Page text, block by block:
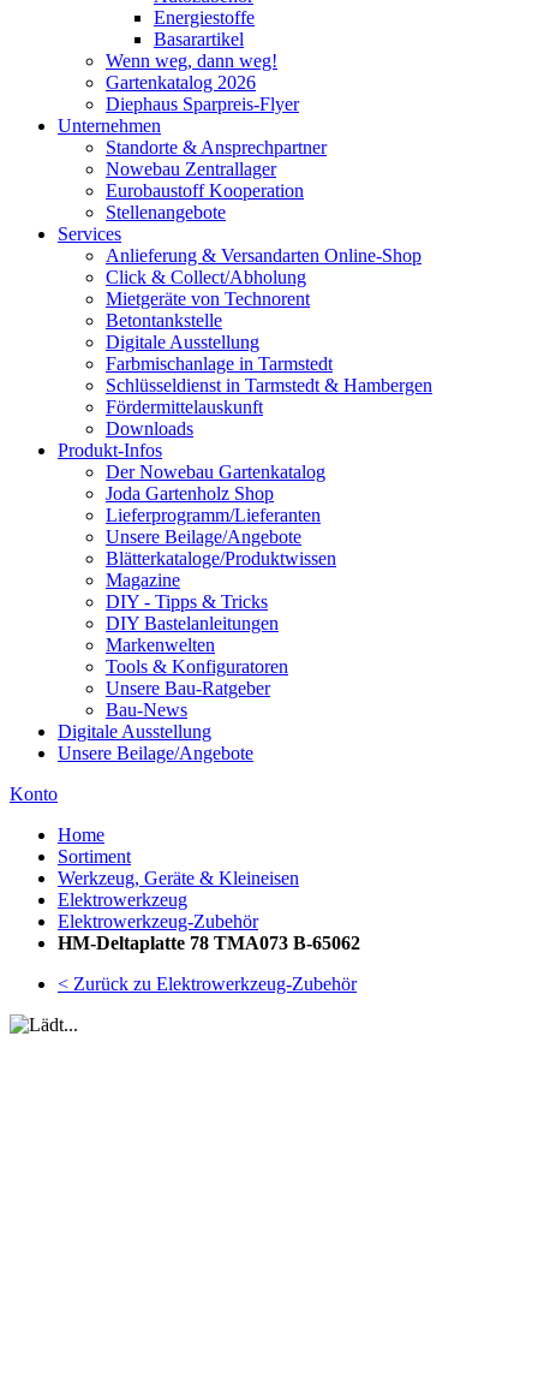
Energiestoffe
Basarartikel
Wenn weg, dann weg!
Gartenkatalog 2026
Diephaus Sparpreis-Flyer
Unternehmen
Standorte & Ansprechpartner
Nowebau Zentrallager
Eurobaustoff Kooperation
Stellenangebote
Services
Anlieferung & Versandarten Online-Shop
Click & Collect/Abholung
Mietgeräte von Technorent
Betontankstelle
Digitale Ausstellung
Farbmischanlage in Tarmstedt
Schlüsseldienst in Tarmstedt & Hambergen
Fördermittelauskunft
Downloads
Produkt-Infos
Der Nowebau Gartenkatalog
Joda Gartenholz Shop
Lieferprogramm/Lieferanten
Unsere Beilage/Angebote
Blätterkataloge/Produktwissen
Magazine
DIY - Tipps & Tricks
DIY Bastelanleitungen
Markenwelten
Tools & Konfiguratoren
Unsere Bau-Ratgeber
Bau-News
Digitale Ausstellung
Unsere Beilage/Angebote
Konto
Home
Sortiment
Werkzeug, Geräte & Kleineisen
Elektrowerkzeug
Elektrowerkzeug-Zubehör
HM-Deltaplatte 78 TMA073 B-65062
< Zurück zu Elektrowerkzeug-Zubehör